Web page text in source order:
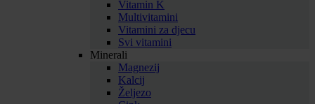
Vitamin K
Multivitamini
Vitamini za djecu
Svi vitamini
Minerali
Magnezij
Kalcij
Željezo